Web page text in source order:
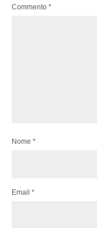
Commento *
Nome *
Email *